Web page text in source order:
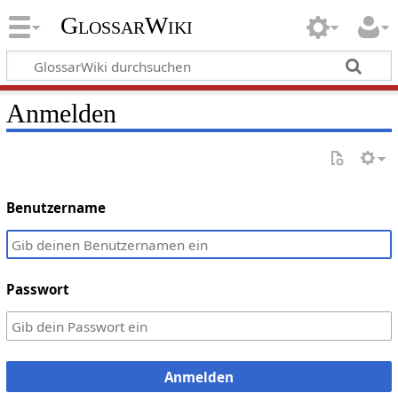
GlossarWiki
Anmelden
Benutzername
Passwort
Anmelden